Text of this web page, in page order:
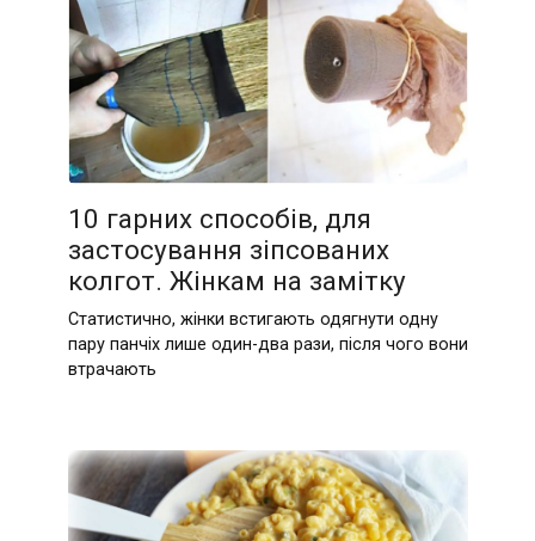
10 гарних способів, для
застосування зіпсованих
колгот. Жінкам на замітку
Статистично, жінки встигають одягнути одну
пару панчіх лише один-два рази, після чого вони
втрачають